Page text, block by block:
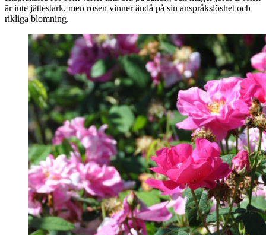
är inte jättestark, men rosen vinner ändå på sin anspråkslöshet och
rikliga blomning.